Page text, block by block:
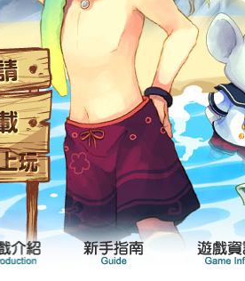
新聞專區 遊戲介紹
帳
遊
社